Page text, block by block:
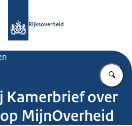
Rijksoverheid
Kamerbrief over
MijnOverheid